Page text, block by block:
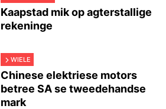
Kaapstad mik op agterstallige
rekeninge
WIELE
Chinese elektriese motors
betree SA se tweedehandse
mark